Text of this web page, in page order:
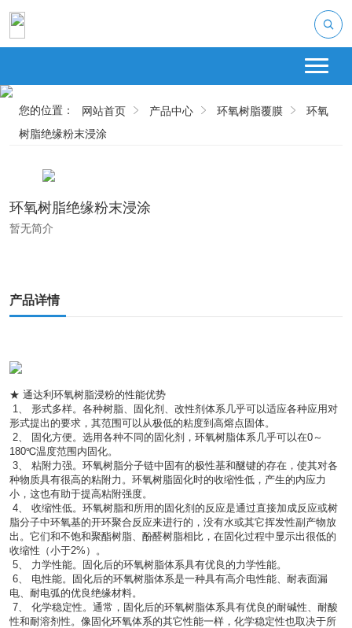
您的位置： 网站首页 产品中心 环氧树脂覆膜
环氧
树脂绝缘粉末浸涂
环氧树脂绝缘粉末浸涂
暂无简介
产品详情
★ 通达利环氧树脂浸粉的性能优势
形式提出的要求，其范围可以从极低的粘度到高熔点固体。
180℃温度范围内固化。
种物质具有很高的粘附力。环氧树脂固化时的收缩性低，产生的内应力
小，这也有助于提高粘附强度。
脂分子中环氧基的开环聚合反应来进行的，没有水或其它挥发性副产物放
出。它们和不饱和聚酯树脂、酚醛树脂相比，在固化过程中显示出很低的
收缩性（小于2%）。
5、 力学性能。固化后的环氧树脂体系具有优良的力学性能。
电、耐电弧的优良绝缘材料。
性和耐溶剂性。像固化环氧体系的其它性能一样，化学稳定性也取决于所